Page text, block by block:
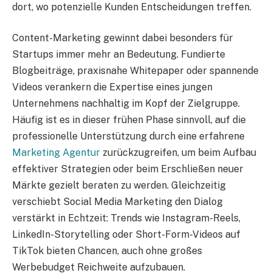
dort, wo potenzielle Kunden Entscheidungen treffen.
Content-Marketing gewinnt dabei besonders für
Startups immer mehr an Bedeutung. Fundierte
Blogbeiträge, praxisnahe Whitepaper oder spannende
Videos verankern die Expertise eines jungen
Unternehmens nachhaltig im Kopf der Zielgruppe.
Häufig ist es in dieser frühen Phase sinnvoll, auf die
professionelle Unterstützung durch eine erfahrene
Marketing Agentur zurückzugreifen, um beim Aufbau
effektiver Strategien oder beim Erschließen neuer
Märkte gezielt beraten zu werden. Gleichzeitig
verschiebt Social Media Marketing den Dialog
verstärkt in Echtzeit: Trends wie Instagram-Reels,
LinkedIn-Storytelling oder Short-Form-Videos auf
TikTok bieten Chancen, auch ohne großes
Werbebudget Reichweite aufzubauen.